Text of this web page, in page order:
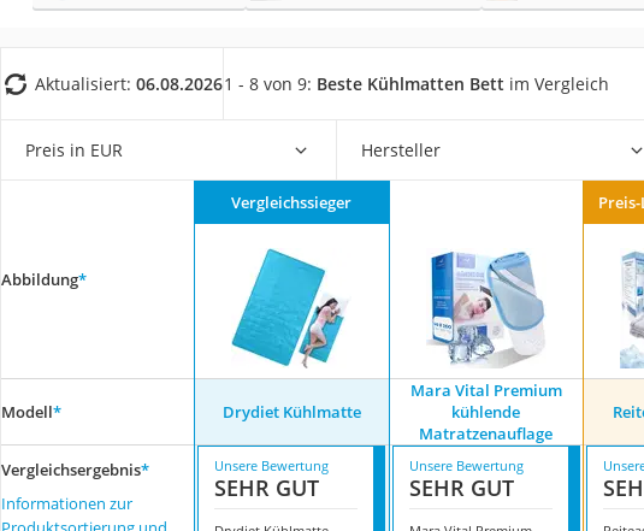
Spannbettlaken
Topper 100 x 200
Duschpaneel
Höhenverstellbarer
Matratze 90 x 200 cm
Service
Aktualisiert: 06.08.20261 - 8 von 9: Beste Kühlmatten Bett im Vergleich
Preis in EUR Hersteller
Abbildung*
Vergleichssieger
Modell* Drydiet Kühlmatte
Mara Vital Premium
kühlende
Matratzenauflage
Vergleichsergebnis*
Informationen zur
Unsere Bewertung
SEHR GUT
Unsere Bewertung
SEHR GUT